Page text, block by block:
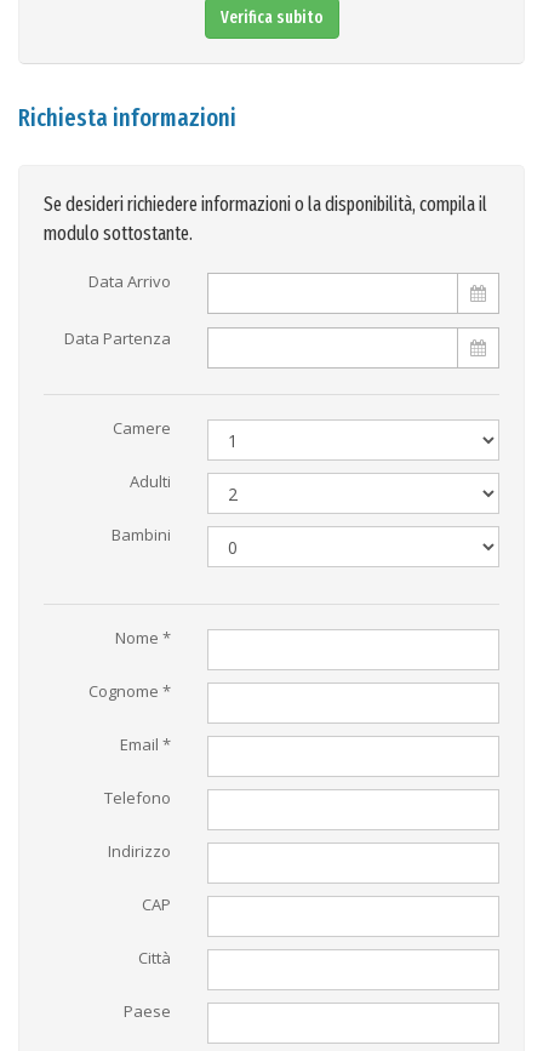
Verifica subito
Richiesta informazioni
Se desideri richiedere informazioni o la disponibilità, compila il
modulo sottostante.
Data Arrivo
Data Partenza
Camere
Adulti
Bambini
Nome *
Cognome *
Email *
Telefono
Indirizzo
CAP
Città
Paese